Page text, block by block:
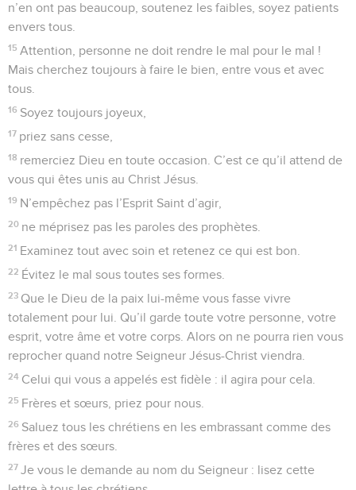
n’en ont pas beaucoup, soutenez les faibles, soyez patients
envers tous.
15 Attention, personne ne doit rendre le mal pour le mal !
Mais cherchez toujours à faire le bien, entre vous et avec
tous.
16 Soyez toujours joyeux,
17 priez sans cesse,
18 remerciez Dieu en toute occasion. C’est ce qu’il attend de
vous qui êtes unis au Christ Jésus.
19 N’empêchez pas l’Esprit Saint d’agir,
20 ne méprisez pas les paroles des prophètes.
21 Examinez tout avec soin et retenez ce qui est bon.
22 Évitez le mal sous toutes ses formes.
23 Que le Dieu de la paix lui-même vous fasse vivre
totalement pour lui. Qu’il garde toute votre personne, votre
esprit, votre âme et votre corps. Alors on ne pourra rien vous
reprocher quand notre Seigneur Jésus-Christ viendra.
24 Celui qui vous a appelés est fidèle : il agira pour cela.
25 Frères et sœurs, priez pour nous.
26 Saluez tous les chrétiens en les embrassant comme des
frères et des sœurs.
27 Je vous le demande au nom du Seigneur : lisez cette